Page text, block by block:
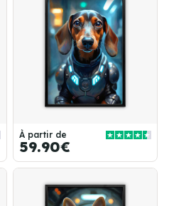
À partir de
59.90€